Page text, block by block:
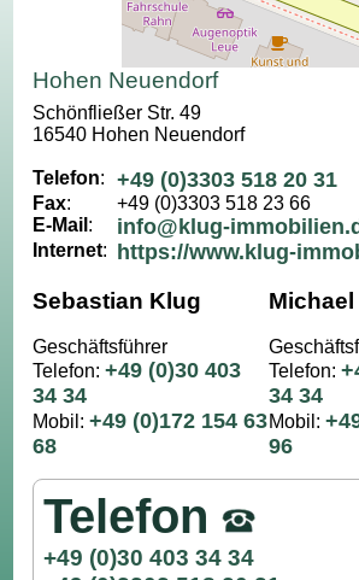
Hohen Neuendorf
Schönfließer Str. 49
16540 Hohen Neuendorf
Telefon: +49 (0)3303 518 20 31
Fax:
+49 (0)3303 518 23 66
E-Mail : info@klug-
Internet: https://www.klug-
Sebastian Klug
Geschäftsführer
Telefon:+49 (0)30 403
34 34
Telefon:
34 34
Mobil:+49 (0)172 154 63
68
Mobil:
96
Telefon
+49 (0)30 403 34 34